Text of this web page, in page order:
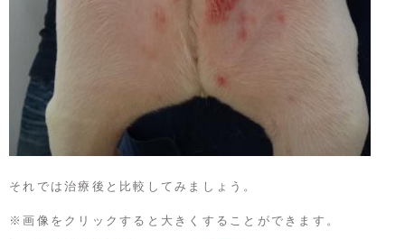
それでは治療後と比較してみましょう。
※画像をクリックすると大きくすることができます。